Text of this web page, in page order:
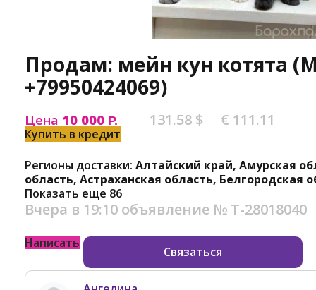
Продам: мейн кун котята
+79950424069)
Цена 10 000 Р. 131.58 $ € 111.11
Купить в кредит
Регионы доставки: Алтайский край, Амурская
область, Астраханская область, Белгородская
Показать еще 86
Вчера в 19:10 объявление № Т-28018040
Написать
Связаться